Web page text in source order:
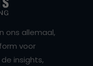
ons allemaal,
voor
insights,